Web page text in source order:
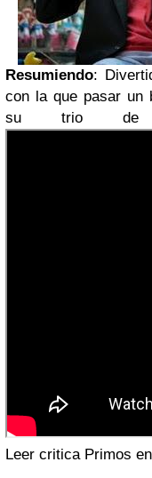
Resumiendo:
con la que pasar un
su trio de
Leer critica Primos